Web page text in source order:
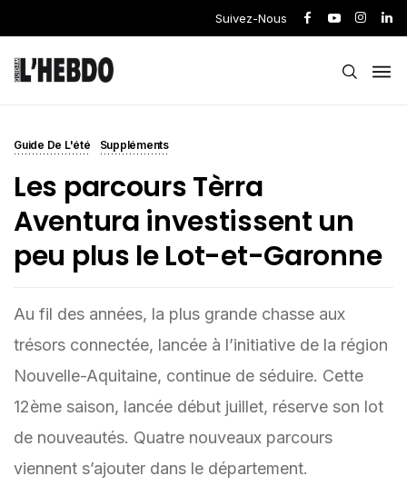
Suivez-Nous
Guide De L'été Suppléments
Les parcours Tèrra
Aventura investissent un
peu plus le Lot-et-Garonne
Au fil des années, la plus grande chasse aux
trésors connectée, lancée à l’initiative de la région
Nouvelle-Aquitaine, continue de séduire. Cette
12ème saison, lancée début juillet, réserve son lot
de nouveautés. Quatre nouveaux parcours
viennent s’ajouter dans le département.